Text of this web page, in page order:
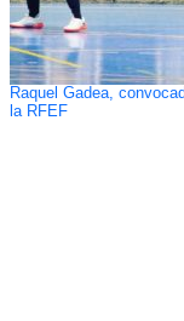
Raquel Gadea,
la RFEF